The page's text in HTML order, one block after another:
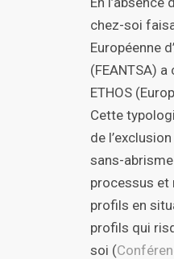
chez-soi
Européenne
(FEANTSA)
ETHOS
Cette
de
sans-
processus et
profils en
profils qui
soi (